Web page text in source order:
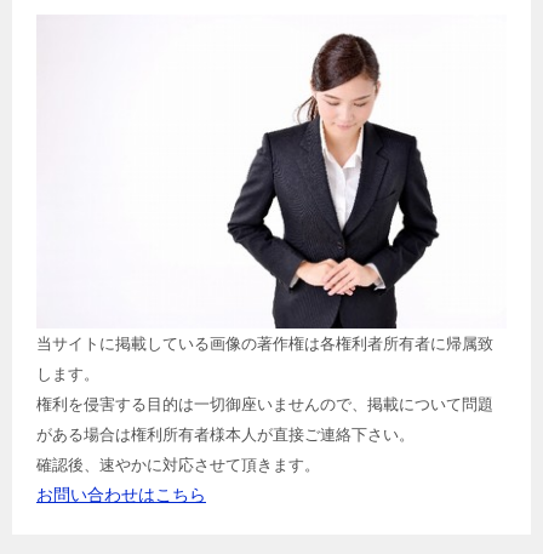
当サイトに掲載している画像の著作権は各権利者所有者に帰属致
します。
権利を侵害する目的は一切御座いませんので、掲載について問題
がある場合は権利所有者様本人が直接ご連絡下さい。
確認後、速やかに対応させて頂きます。
お問い合わせはこちら